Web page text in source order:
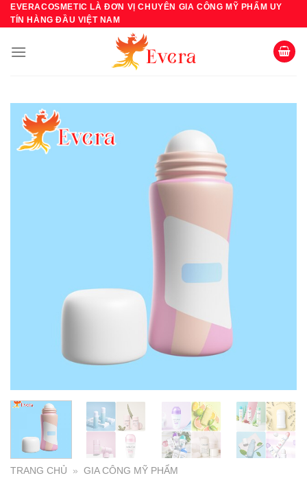
Bỏ
qua
dung
EVERACOSMETIC LÀ ĐƠN VỊ CHUYÊN GIA CÔNG MỸ PHẨM UY
TÍN HÀNG ĐẦU VIỆT NAM
TRANG CHỦ » GIA CÔNG MỸ PHẨM